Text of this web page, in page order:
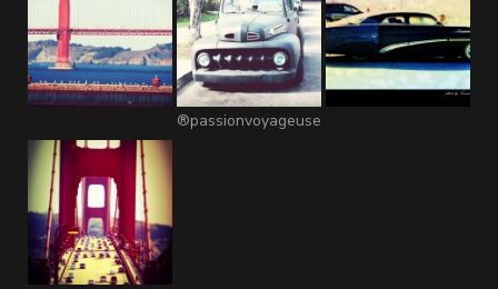
®passionvoyageuse